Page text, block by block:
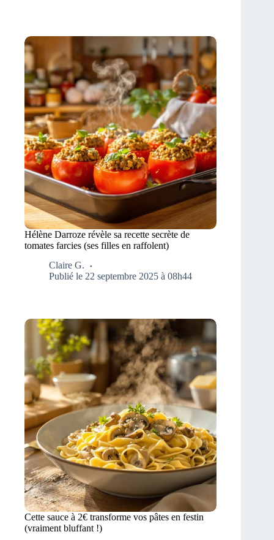
Hélène Darroze révèle sa recette secrète de
tomates farcies (ses filles en raffolent)
Claire G.
Publié le 22 septembre 2025 à 08h44
Cette sauce à 2€ transforme vos pâtes en festin
(vraiment bluffant !)